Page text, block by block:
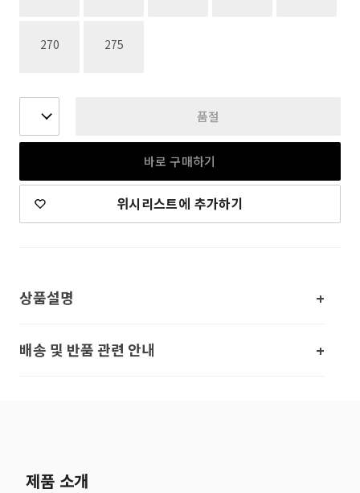
270재고없음 275재고없음
품절
바로 구매하기
위시리스트에 추가하기
상품설명
배송 및 반품 관련 안내
제품 소개